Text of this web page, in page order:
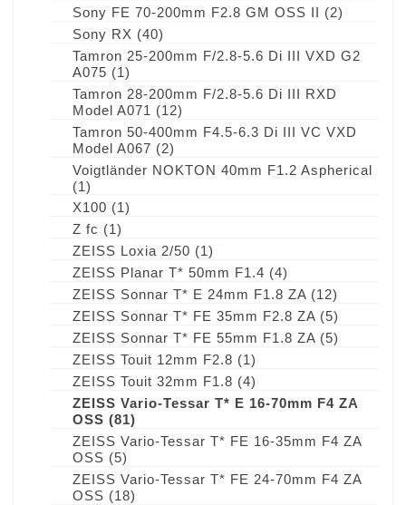
Sony FE 70-200mm F2.8 GM OSS II (2)
Sony RX (40)
Tamron 25-200mm F/2.8-5.6 Di III VXD G2
A075 (1)
Tamron 28-200mm F/2.8-5.6 Di III RXD
Model A071 (12)
Tamron 50-400mm F4.5-6.3 Di III VC VXD
Model A067 (2)
Voigtländer NOKTON 40mm F1.2 Aspherical
(1)
X100 (1)
Z fc (1)
ZEISS Loxia 2/50 (1)
ZEISS Planar T* 50mm F1.4 (4)
ZEISS Sonnar T* E 24mm F1.8 ZA (12)
ZEISS Sonnar T* FE 35mm F2.8 ZA (5)
ZEISS Sonnar T* FE 55mm F1.8 ZA (5)
ZEISS Touit 12mm F2.8 (1)
ZEISS Touit 32mm F1.8 (4)
ZEISS Vario-Tessar T* E 16-70mm F4 ZA
OSS (81)
ZEISS Vario-Tessar T* FE 16-35mm F4 ZA
OSS (5)
ZEISS Vario-Tessar T* FE 24-70mm F4 ZA
OSS (18)